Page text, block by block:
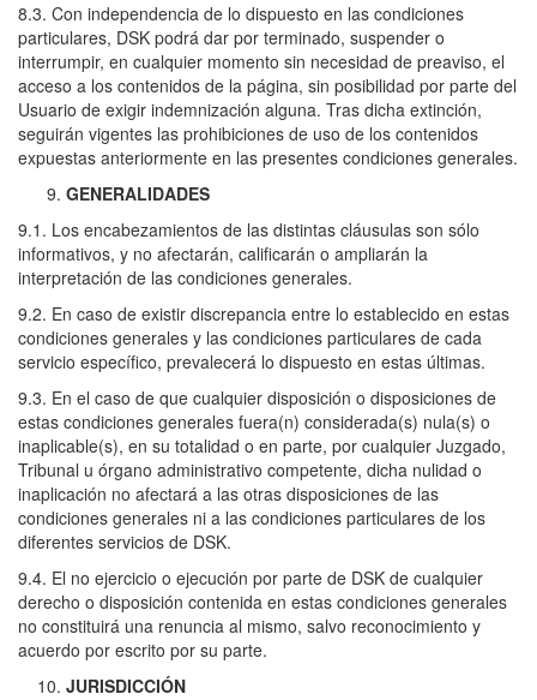
8.3. Con independencia de lo dispuesto en las condiciones
particulares, DSK podrá dar por terminado, suspender o
interrumpir, en cualquier momento sin necesidad de preaviso, el
acceso a los contenidos de la página, sin posibilidad por parte del
Usuario de exigir indemnización alguna. Tras dicha extinción,
seguirán vigentes las prohibiciones de uso de los contenidos
expuestas anteriormente en las presentes condiciones generales.
GENERALIDADES
9.1. Los encabezamientos de las distintas cláusulas son sólo
informativos, y no afectarán, calificarán o ampliarán la
interpretación de las condiciones generales.
9.2. En caso de existir discrepancia entre lo establecido en estas
condiciones generales y las condiciones particulares de cada
servicio específico, prevalecerá lo dispuesto en estas últimas.
9.3. En el caso de que cualquier disposición o disposiciones de
estas condiciones generales fuera(n) considerada(s) nula(s) o
inaplicable(s), en su totalidad o en parte, por cualquier Juzgado,
Tribunal u órgano administrativo competente, dicha nulidad o
inaplicación no afectará a las otras disposiciones de las
condiciones generales ni a las condiciones particulares de los
diferentes servicios de DSK.
9.4. El no ejercicio o ejecución por parte de DSK de cualquier
derecho o disposición contenida en estas condiciones generales
no constituirá una renuncia al mismo, salvo reconocimiento y
acuerdo por escrito por su parte.
JURISDICCIÓN